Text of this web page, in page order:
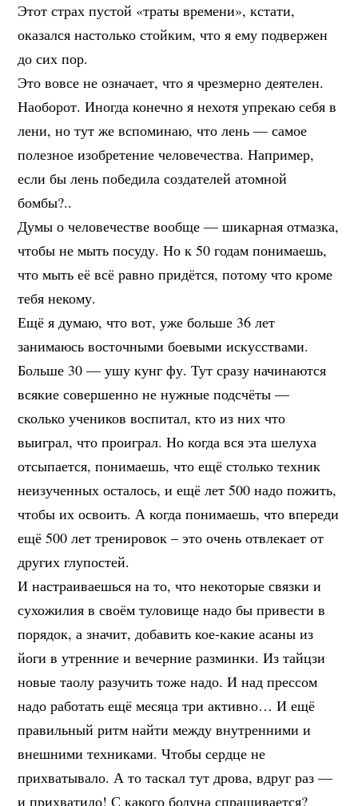
Этот страх пустой «траты времени», кстати,
оказался настолько стойким, что я ему подвержен
до сих пор.
Это вовсе не означает, что я чрезмерно деятелен.
Наоборот. Иногда конечно я нехотя упрекаю себя в
лени, но тут же вспоминаю, что лень — самое
полезное изобретение человечества. Например,
если бы лень победила создателей атомной
бомбы?..
Думы о человечестве вообще — шикарная отмазка,
чтобы не мыть посуду. Но к 50 годам понимаешь,
что мыть её всё равно придётся, потому что кроме
тебя некому.
Ещё я думаю, что вот, уже больше 36 лет
занимаюсь восточными боевыми искусствами.
Больше 30 — ушу кунг фу. Тут сразу начинаются
всякие совершенно не нужные подсчёты —
сколько учеников воспитал, кто из них что
выиграл, что проиграл. Но когда вся эта шелуха
отсыпается, понимаешь, что ещё столько техник
неизученных осталось, и ещё лет 500 надо пожить,
чтобы их освоить. А когда понимаешь, что впереди
ещё 500 лет тренировок – это очень отвлекает от
других глупостей.
И настраиваешься на то, что некоторые связки и
сухожилия в своём туловище надо бы привести в
порядок, а значит, добавить кое-какие асаны из
йоги в утренние и вечерние разминки. Из тайцзи
новые таолу разучить тоже надо. И над прессом
надо работать ещё месяца три активно… И ещё
правильный ритм найти между внутренними и
внешними техниками. Чтобы сердце не
прихватывало. А то таскал тут дрова, вдруг раз —
и прихватило! С какого бодуна спрашивается?